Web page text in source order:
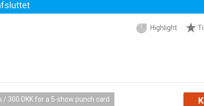
Highlight
/ 300 DKK for a 5-show punch card